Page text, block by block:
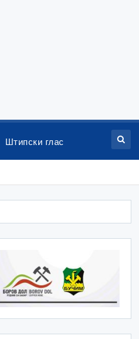
Штипски глас